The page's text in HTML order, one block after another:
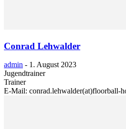
Conrad Lehwalder
admin - 1. August 2023
Jugendtrainer
Trainer
E-Mail: conrad.lehwalder(at)floorball-